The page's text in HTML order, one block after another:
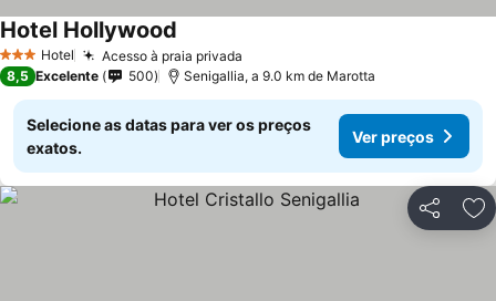
3 EstrelasHotel Acesso à praia privada
Hotel Hollywood
8,5 Excelente 500 Senigallia, a 9.0 km de Marotta
Selecione as datas para ver os preços
exatos.
Ver preços
Partilhar